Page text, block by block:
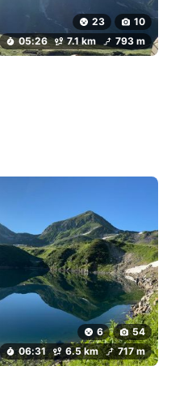
23
10
05:26
7.1 km 793 m
6
54
06:31
6.5 km 717 m